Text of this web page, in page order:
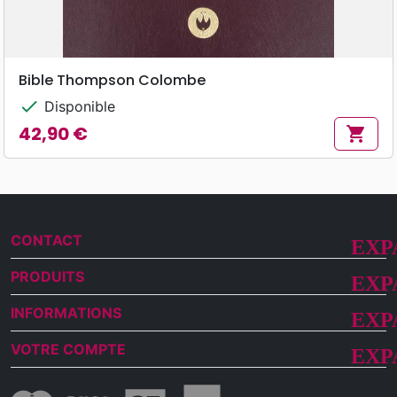
Bible Thompson Colombe
check Disponible
Prix
42,90 € shopping_cart
CONTACT
PRODUITS
INFORMATIONS
VOTRE COMPTE